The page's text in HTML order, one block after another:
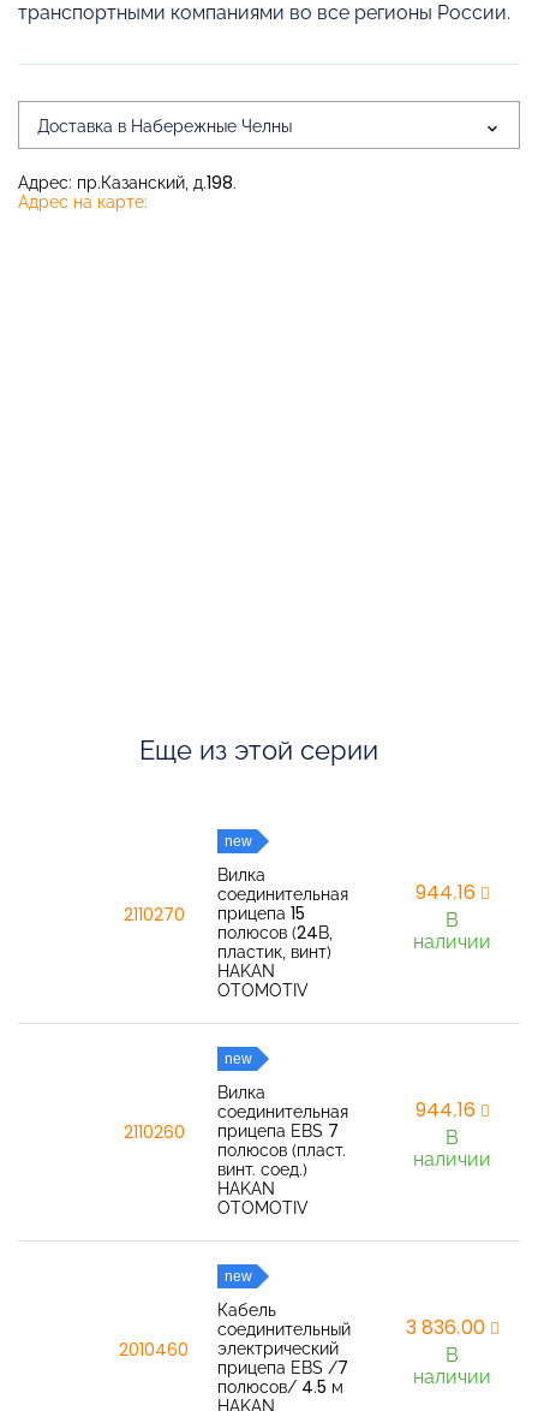
транспортными компаниями во все регионы России.
Доставка в Набережные Челны
Адрес: пр.Казанский, д.198.
Адрес на карте:
Еще из этой серии
2110270
new
Вилка
соединительная
прицепа 15
полюсов (24В,
пластик, винт)
HAKAN
OTOMOTIV
944,16
В
наличии
2110260
new
Вилка
соединительная
прицепа EBS 7
полюсов (пласт.
винт. соед.)
HAKAN
OTOMOTIV
944,16
В
наличии
2010460
new
Кабель
соединительный
электрический
прицепа EBS /7
полюсов/ 4.5 м
HAKAN
3 836,00
В
наличии